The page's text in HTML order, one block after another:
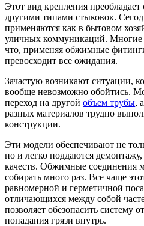
Этот вид крепления
другими типами стыковок.
применяются как в бытовом
уличных коммуникаций. Многие
что, применяя обжимные
превосходит все ожидания.
Зачастую возникают ситуации,
вообще невозможно обойтись.
переход на другой объем трубы,
разных материалов трудно
конструкции.
Эти модели обеспечивают не
но и легко поддаются
качеств. Обжимные соединения
собирать много раз. Все чаще
равномерной и герметичной
отличающихся между собой
позволяет обезопасить систему
попадания грязи внутрь.